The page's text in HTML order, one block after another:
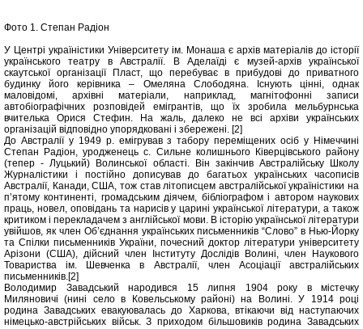
Фото 1. Степан Радіон
У Центрі україністики Університету ім. Монаша є архів матеріалів до історії
українського театру в Австралії. В Аделаїді є музей-архів української
скаутської організації Пласт, що перебуває в прибудові до приватного
будинку його керівника – Омеляна Cлободяна. Існують цінні, однак
маловідомі, архівні матеріали, наприклад, магнітофонні записи
автобіографічних розповідей емігрантів, що їх зробила мельбурнська
вчителька Орися Cтефин. На жаль, далеко не всі архіви українських
організацій відповідно упорядковані і збережені. [2]
До Австралії у 1949 р. емігрував з табору переміщених осіб у Німеччині
Степан Радіон, уродженець с. Сильне колишнього Ківерцівського району
(тепер - Луцький) Волинської області. Він закінчив Австралійську Школу
Журналістики і постійно дописував до багатьох українських часописів
Австралії, Канади, США, тож став літописцем австралійської україністики на
п’ятому континенті, громадським діячем, бібліографом і автором наукових
праць, новел, оповідань та нарисів у царині української літератури, а також
критиком і перекладачем з англійської мови. В історію української літератури
увійшов, як член Об’єднання українських письменників “Слово” в Нью-Йорку
та Спілки письменників України, почесний доктор літератури університету
Арізони (США), дійсний член Інституту Дослідів Волині, член Наукового
Товариства ім. Шевченка в Австралії, член Асоціації австралійських
письменників.[2]
Володимир Завадський народився 15 липня 1904 року в містечку
Миляновичі (нині село в Ковельському районі) на Волині. У 1914 році
родина Завадських евакуювалась до Харкова, втікаючи від наступаючих
німецько-австрійських військ. З приходом більшовиків родина Завадських